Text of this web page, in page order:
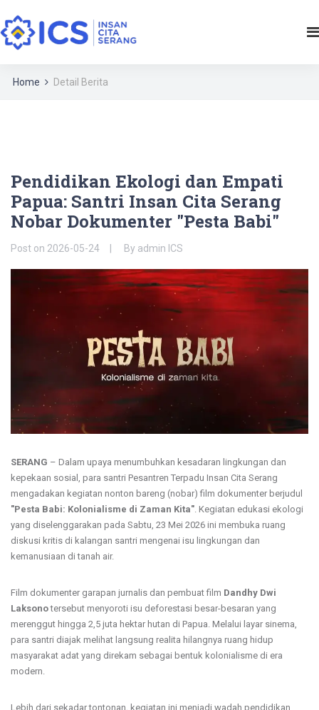
Home Detail Berita
Pendidikan Ekologi dan Empati
Papua: Santri Insan Cita Serang
Nobar Dokumenter "Pesta Babi"
Post on 2026-05-24 By admin ICS
SERANG – Dalam upaya menumbuhkan kesadaran lingkungan dan
kepekaan sosial, para santri Pesantren Terpadu Insan Cita Serang
mengadakan kegiatan nonton bareng (nobar) film dokumenter berjudul
"Pesta Babi: Kolonialisme di Zaman Kita". Kegiatan edukasi ekologi
yang diselenggarakan pada Sabtu, 23 Mei 2026 ini membuka ruang
diskusi kritis di kalangan santri mengenai isu lingkungan dan
kemanusiaan di tanah air.
Film dokumenter garapan jurnalis dan pembuat film Dandhy Dwi
Laksonotersebut menyoroti isu deforestasi besar-besaran yang
merenggut hingga 2,5 juta hektar hutan di Papua. Melalui layar sinema,
para santri diajak melihat langsung realita hilangnya ruang hidup
masyarakat adat yang direkam sebagai bentuk kolonialisme di era
modern.
Lebih dari sekadar tontonan, kegiatan ini menjadi wadah pendidikan